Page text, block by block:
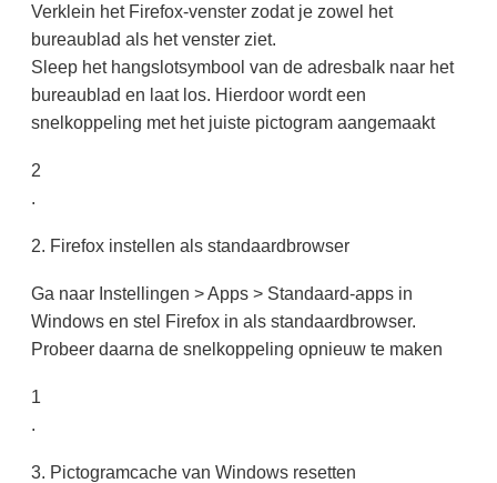
Verklein het Firefox-venster zodat je zowel het
bureaublad als het venster ziet.
Sleep het hangslotsymbool van de adresbalk naar het
bureaublad en laat los. Hierdoor wordt een
snelkoppeling met het juiste pictogram aangemaakt
2
.
2. Firefox instellen als standaardbrowser
Ga naar Instellingen > Apps > Standaard-apps in
Windows en stel Firefox in als standaardbrowser.
Probeer daarna de snelkoppeling opnieuw te maken
1
.
3. Pictogramcache van Windows resetten